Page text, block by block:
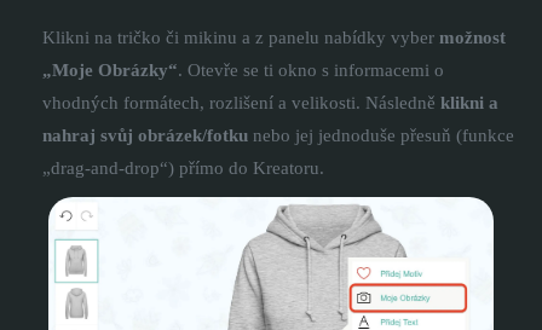
Klikni na tričko či mikinu a z panelu nabídky vyber možnost
„Moje Obrázky“. Otevře se ti okno s informacemi o
vhodných formátech, rozlišení a velikosti. Následně klikni a
nahraj svůj obrázek/fotku nebo jej jednoduše přesuň (funkce
„drag-and-drop“) přímo do Kreatoru.